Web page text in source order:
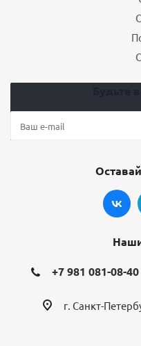
+7 981 081-08-40
г. Санкт-